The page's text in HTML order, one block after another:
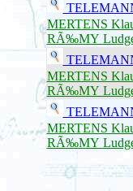
MERTENS
RÃ‰MY
MERTENS
RÃ‰MY
MERTENS
RÃ‰MY